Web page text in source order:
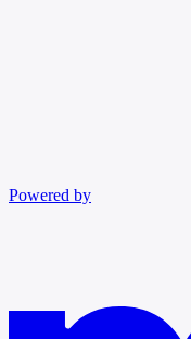
Powered by